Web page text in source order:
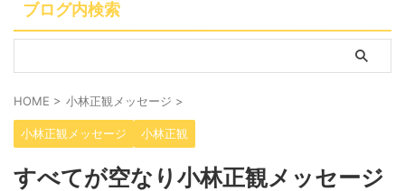
ブログ内検索
HOME > 小林正観メッセージ >
小林正観メッセージ 小林正観
すべてが空なり小林正観メッセージ